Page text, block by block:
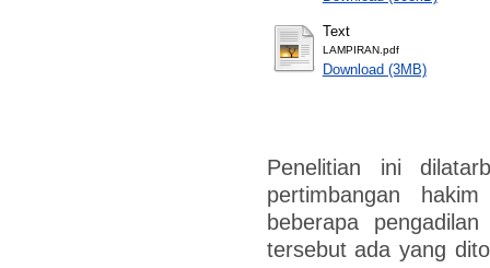
Text
LAMPIRAN.pdf
Download (3MB)
Penelitian ini
pertimbangan
beberapa
tersebut ada yang